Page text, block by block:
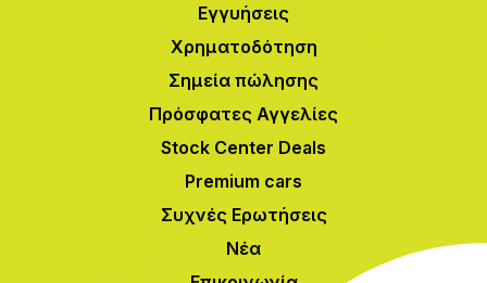
Εγγυήσεις
Χρηματοδότηση
Σημεία πώλησης
Πρόσφατες Αγγελίες
Stock Center Deals
Premium cars
Συχνές Ερωτήσεις
Νέα